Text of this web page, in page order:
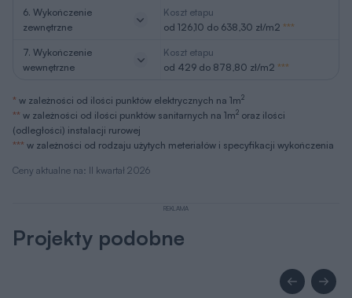
Ceny aktualne na: II kwartał 2026
6. Wykończenie
zewnętrzne
Koszt etapu
od 126,10 do 638,30 zł/m2 ***
7. Wykończenie
wewnętrzne
Koszt etapu
od 429 do 878,80 zł/m2 ***
* w zależności od ilości punktów elektrycznych na 1m2
** w zależności od ilości punktów sanitarnych na 1m2 oraz ilości
(odległości) instalacji rurowej
*** w zależności od rodzaju użytych meteriałów i specyfikacji wykończenia
REKLAMA
Projekty podobne